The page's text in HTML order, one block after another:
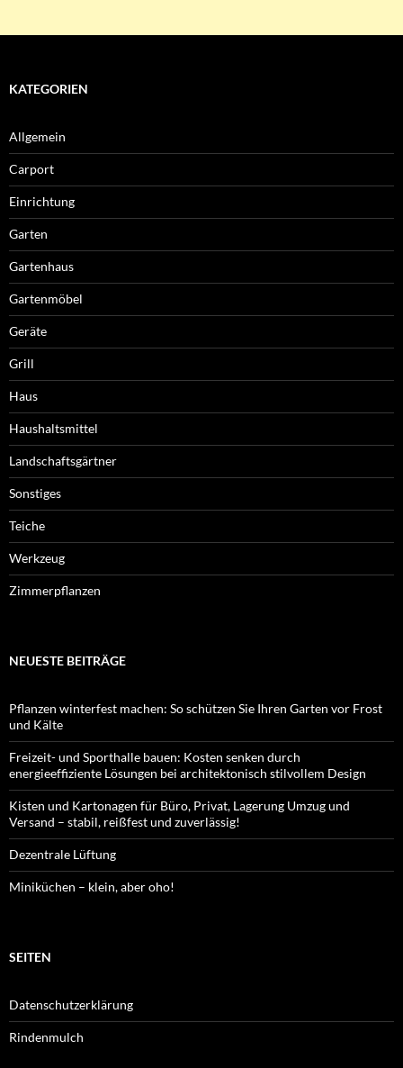
KATEGORIEN
Allgemein
Carport
Einrichtung
Garten
Gartenhaus
Gartenmöbel
Geräte
Grill
Haus
Haushaltsmittel
Landschaftsgärtner
Sonstiges
Teiche
Werkzeug
Zimmerpflanzen
NEUESTE BEITRÄGE
Pflanzen winterfest machen: So schützen Sie Ihren Garten vor Frost
und Kälte
Freizeit- und Sporthalle bauen: Kosten senken durch
energieeffiziente Lösungen bei architektonisch stilvollem Design
Kisten und Kartonagen für Büro, Privat, Lagerung Umzug und
Versand – stabil, reißfest und zuverlässig!
Dezentrale Lüftung
Miniküchen – klein, aber oho!
SEITEN
Datenschutzerklärung
Rindenmulch